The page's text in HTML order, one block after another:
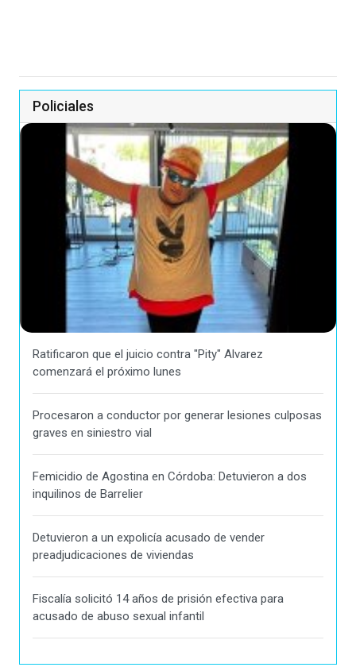
Policiales
Ratificaron que el juicio contra "Pity" Alvarez
comenzará el próximo lunes
Procesaron a conductor por generar lesiones culposas
graves en siniestro vial
Femicidio de Agostina en Córdoba: Detuvieron a dos
inquilinos de Barrelier
Detuvieron a un expolicía acusado de vender
preadjudicaciones de viviendas
Fiscalía solicitó 14 años de prisión efectiva para
acusado de abuso sexual infantil